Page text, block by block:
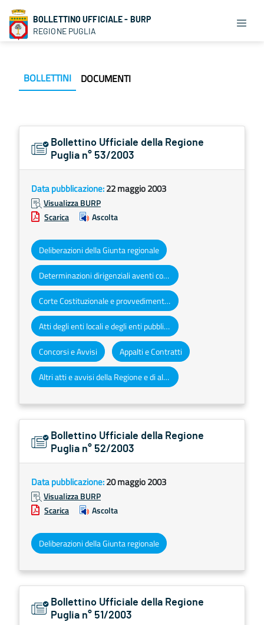
BOLLETTINO UFFICIALE - BURP
REGIONE PUGLIA
BOLLETTINI DOCUMENTI
Bollettino Ufficiale della Regione
Puglia n° 53/2003
Data pubblicazione:22 maggio 2003
Visualizza BURP
Scarica
Ascolta
Deliberazioni della Giunta regionale
Determinazioni dirigenziali aventi contenuto di interesse generale
Corte Costituzionale e provvedimenti organi giurisdizionali
Atti degli enti locali e degli enti pubblici e privati
Concorsi e Avvisi Appalti e Contratti
Altri atti e avvisi della Regione e di altri enti pubblici che interessano la collettività regionale
Bollettino Ufficiale della Regione
Puglia n° 52/2003
Data pubblicazione:20 maggio 2003
Visualizza BURP
Scarica
Ascolta
Deliberazioni della Giunta regionale
Bollettino Ufficiale della Regione
Puglia n° 51/2003